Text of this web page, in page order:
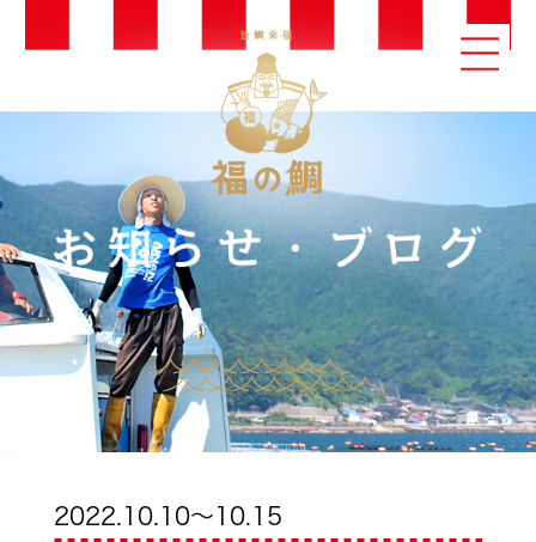
2022.10.10～10.15